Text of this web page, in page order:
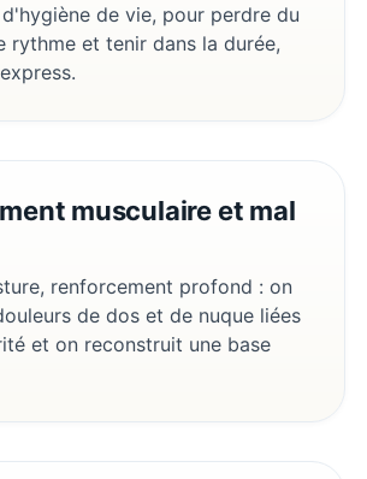
de vie, pour perdre du
rythme et tenir dans la durée,
musculaire et mal
renforcement profond : on
de dos et de nuque liées
et on reconstruit une base